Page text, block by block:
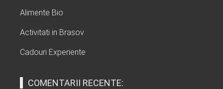
Alimente Bio
Activitati in Brasov
Cadouri Experiente
COMENTARII RECENTE: